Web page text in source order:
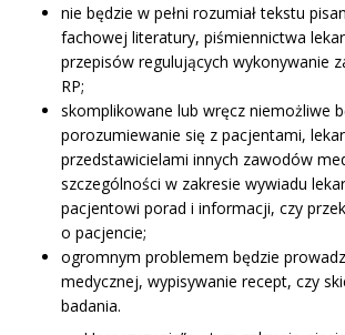
nie będzie w pełni rozumiał tekstu
fachowej literatury, piśmiennictwa
przepisów regulujących wykonywanie
RP;
skomplikowane lub wręcz niemożliwe
porozumiewanie się z pacjentami,
przedstawicielami innych zawodów
szczególności w zakresie wywiadu
pacjentowi porad i informacji, czy
o pacjencie;
ogromnym problemem będzie
medycznej, wypisywanie recept, czy
badania.